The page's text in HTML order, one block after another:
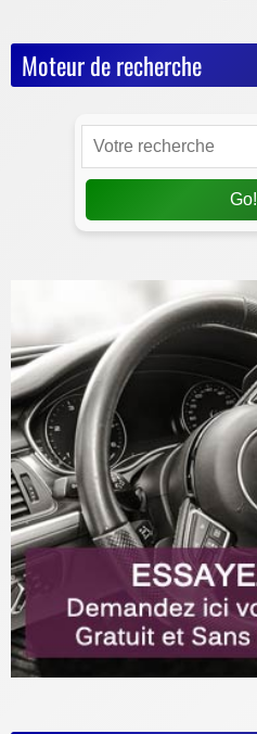
Moteur de recherche
Go!